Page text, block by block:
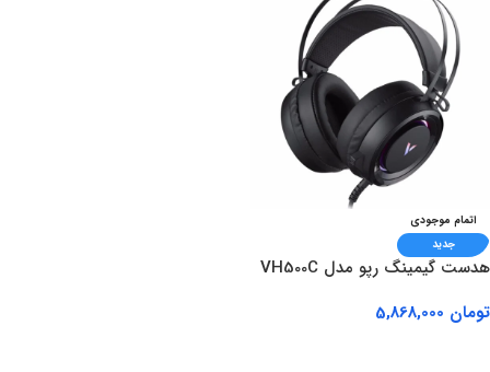
اتمام موجودی
جدید
هدست گیمینگ رپو مدل VH500C
تومان